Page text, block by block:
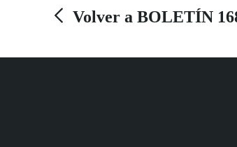
encuentro asistieron el delegado
Martínez, la presidenta del Consejo
Volver a BOLETÍN